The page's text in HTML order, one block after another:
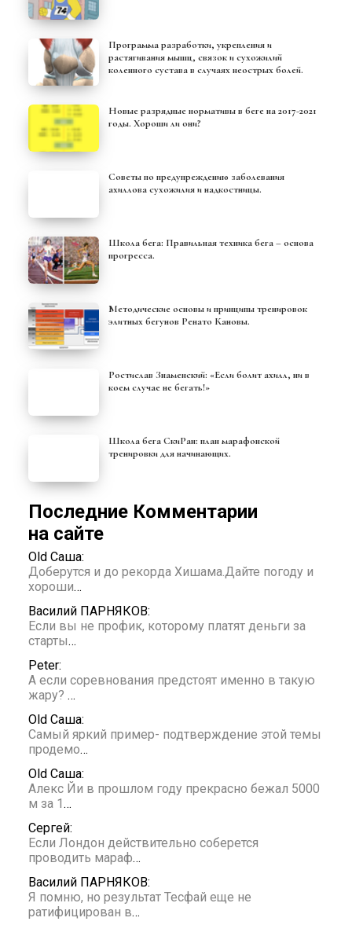
Программа разработки, укрепления и
растягивания мышц, связок и сухожилий
коленного сустава в случаях неострых болей.
Новые разрядные нормативы в беге на 2017-2021
годы. Хороши ли они?
Советы по предупреждению заболевания
ахиллова сухожилия и надкостницы.
Школа бега: Правильная техника бега – основа
прогресса.
Методические основы и принципы тренировок
элитных бегунов Ренато Кановы.
Ростислав Знаменский: «Если болит ахилл, ни в
коем случае не бегать!»
Школа бега СкиРан: план марафонской
тренировки для начинающих.
Последние Комментарии
на сайте
Old Саша:
Доберутся и до рекорда Хишама.Дайте погоду и
хороши…
Василий ПАРНЯКОВ:
Если вы не профик, которому платят деньги за
старты…
Peter:
А если соревнования предстоят именно в такую
жару? …
Old Саша:
Самый яркий пример- подтверждение этой темы
продемо…
Old Саша:
Алекс Йи в прошлом году прекрасно бежал 5000
м за 1 …
Сергей:
Если Лондон действительно соберется
проводить мараф…
Василий ПАРНЯКОВ:
Я помню, но результат Тесфай еще не
ратифицирован в…